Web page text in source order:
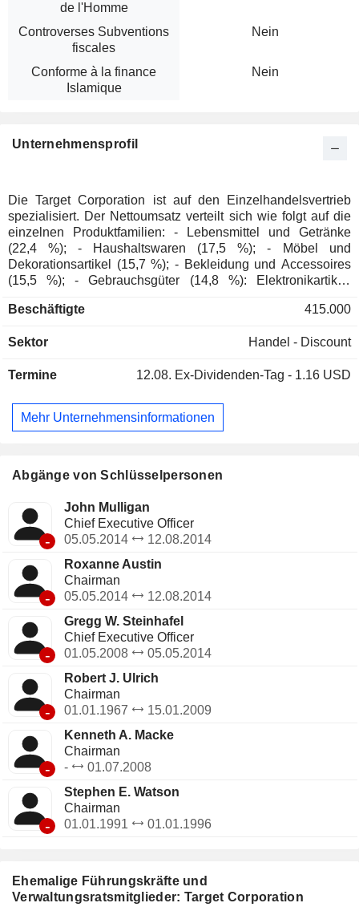
Ehemalige Führungskräfte und
Verwaltungsratsmitglieder: Target Corporation
de l'Homme
Controverses Subventions
fiscales
Nein
Conforme à la finance
Islamique
Nein
Unternehmensprofil
Die Target Corporation ist auf den Einzelhandelsvertrieb
spezialisiert. Der Nettoumsatz verteilt sich wie folgt auf die
einzelnen Produktfamilien: - Lebensmittel und Getränke
(22,4 %); - Haushaltswaren (17,5 %); - Möbel und
Dekorationsartikel (15,7 %); - Bekleidung und Accessoires
(15,5 %); - Gebrauchsgüter (14,8 %): Elektronikartikel,
Unterhaltungsprodukte und Reiseartikel; - Kosmetikprodukte
die Produkte über ein Netzwerk von 1.978 Filialen in den
über das Internet vertrieben. Der gesamte Umsatz wird in
Beschäftigte 415.000
Sektor Handel - Discount
Termine 12.08. Ex-Dividenden-Tag - 1.16 USD
Mehr Unternehmensinformationen
Abgänge von Schlüsselpersonen
-
John Mulligan
Chief Executive Officer
05.05.2014
12.08.2014
-
Roxanne Austin
Chairman
05.05.2014
12.08.2014
-
Gregg W. Steinhafel
Chief Executive Officer
01.05.2008
05.05.2014
-
Robert J. Ulrich
Chairman
01.01.1967
15.01.2009
-
Kenneth A. Macke
Chairman
-
01.07.2008
-
Stephen E. Watson
Chairman
01.01.1991
01.01.1996